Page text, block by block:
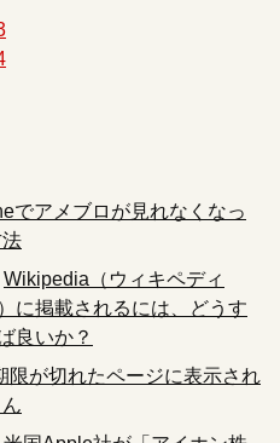
でアメブロが見れなくなっ
Wikipedia（ウィキペディ
に掲載されるには、どうす
良いか？
限が切れたページに表示され